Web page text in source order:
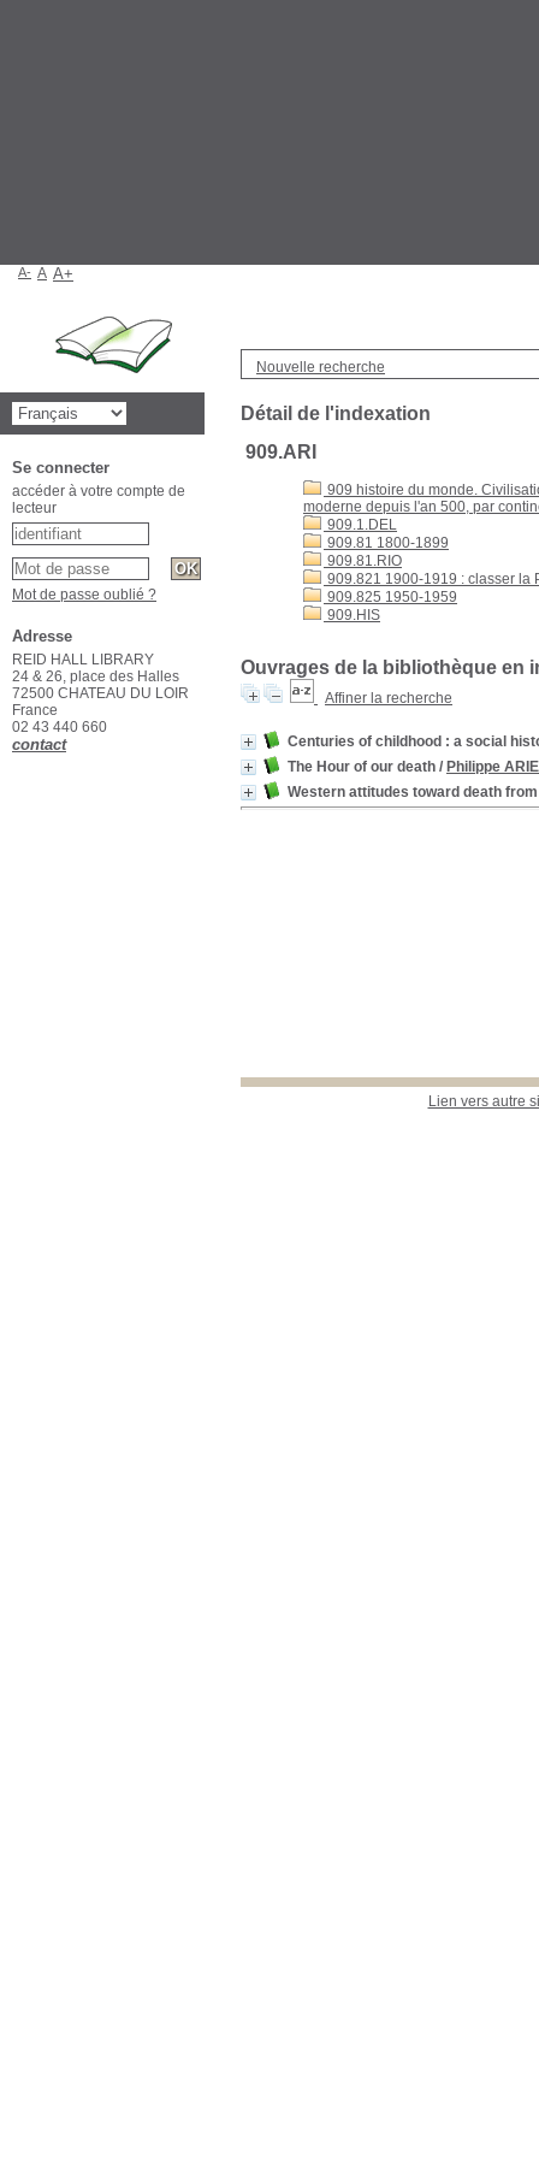
Nouvelle recherche
Détail de l'indexation
909.ARI
909 histoire du monde.
moderne depuis l'an 500, par
909.1.DEL
909.81 1800-1899
909.81.RIO
909.821 1900-1919 : classer la
909.825 1950-1959
909.HIS
Ouvrages de la bibliothèque en
Affiner la recherche
Centuries of childhood : a social
The Hour of our death / Philippe
Western attitudes toward death
Lien vers autre
A- A A+
Se connecter
accéder à votre compte de
lecteur
Mot de passe oublié ?
Adresse
REID HALL LIBRARY
24 & 26, place des Halles
72500 CHATEAU DU LOIR
France
02 43 440 660
contact